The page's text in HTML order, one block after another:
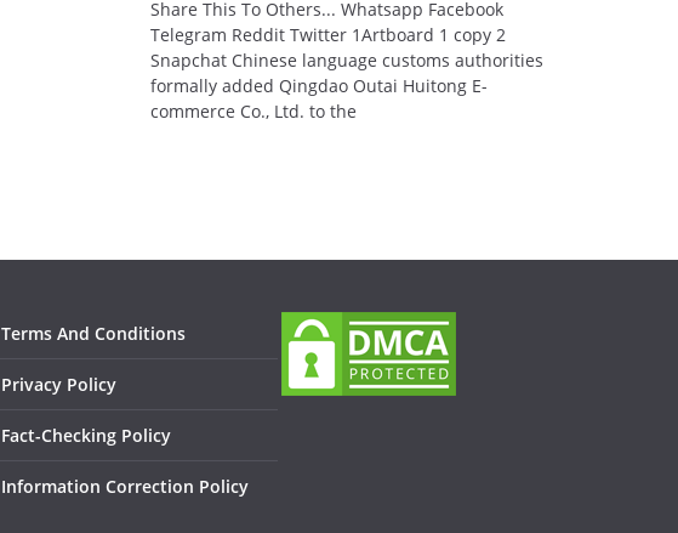
Share This To Others... Whatsapp Facebook
Telegram Reddit Twitter 1Artboard 1 copy 2
Snapchat Chinese language customs authorities
formally added Qingdao Outai Huitong E-
commerce Co., Ltd. to the
Terms And Conditions
Privacy Policy
Fact-Checking Policy
Information Correction Policy